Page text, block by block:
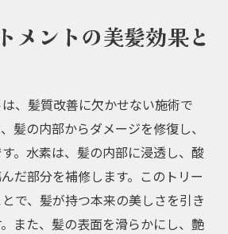
メントの美髪効果と
、髪質改善に欠かせない施術で
髪の内部からダメージを修復し、
。水素は、髪の内部に浸透し、酸
だ部分を補修します。このトリー
で、髪が持つ本来の美しさを引き
また、髪の表面を滑らかにし、艶